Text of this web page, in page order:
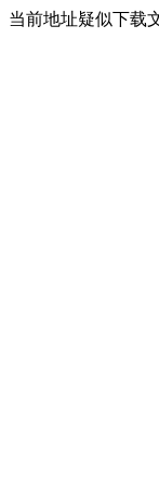
当前地址疑似下载